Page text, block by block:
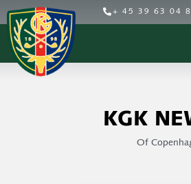
+ 45 39 63 04
KGK
Of